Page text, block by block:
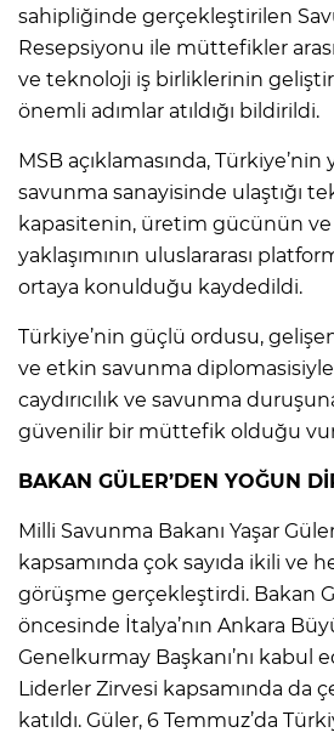
sahipliğinde gerçekleştirilen
Resepsiyonu ile müttefikler
ve teknoloji iş birliklerinin
önemli adımlar atıldığı bildirildi.
MSB açıklamasında, Türkiye’nin
savunma sanayisinde ulaştığı
kapasitenin, üretim gücünün
yaklaşımının uluslararası
ortaya konulduğu kaydedildi.
Türkiye’nin güçlü ordusu,
ve etkin savunma diplomasisiyle
caydırıcılık ve savunma
güvenilir bir müttefik olduğu
BAKAN GÜLER’DEN YOĞUN
Milli Savunma Bakanı Yaşar
kapsamında çok sayıda ikili ve
görüşme gerçekleştirdi. Bakan
öncesinde İtalya’nın Ankara
Genelkurmay Başkanı’nı kabul
Liderler Zirvesi kapsamında da
katıldı. Güler, 6 Temmuz’da